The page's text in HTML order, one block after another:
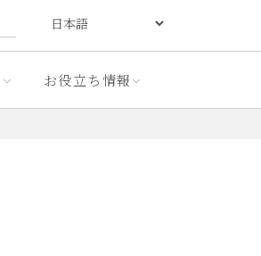
お役立ち情報